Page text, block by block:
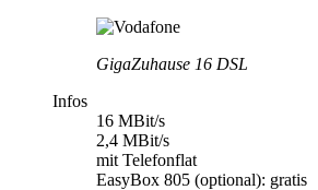
GigaZuhause 16 DSL
Infos
16 MBit/s
2,4 MBit/s
mit Telefonflat
EasyBox 805 (optional): gratis